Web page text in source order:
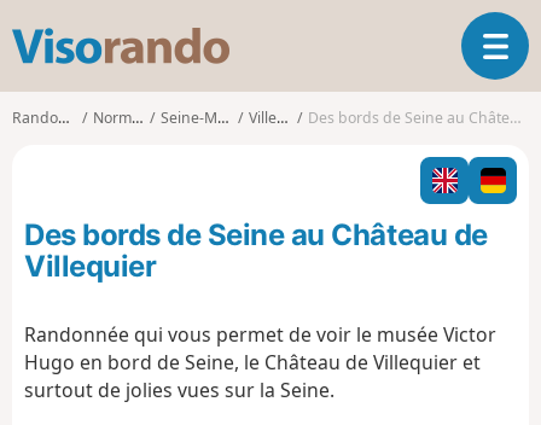
s
o
O
u
v
i
r
l
i
Randonnées Normandie Seine-Maritime Villequier Des bords de Seine au Château de Villequier
Des bords de Seine au Château de
Villequier
Randonnée qui vous permet de voir le musée Victor
Hugo en bord de Seine, le Château de Villequier et
surtout de jolies vues sur la Seine.